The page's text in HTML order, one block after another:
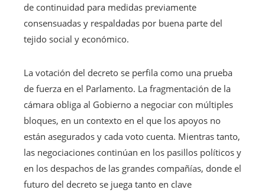
de continuidad para medidas previamente
consensuadas y respaldadas por buena parte del
tejido social y económico.
La votación del decreto se perfila como una prueba
de fuerza en el Parlamento. La fragmentación de la
cámara obliga al Gobierno a negociar con múltiples
bloques, en un contexto en el que los apoyos no
están asegurados y cada voto cuenta. Mientras tanto,
las negociaciones continúan en los pasillos políticos y
en los despachos de las grandes compañías, donde el
futuro del decreto se juega tanto en clave